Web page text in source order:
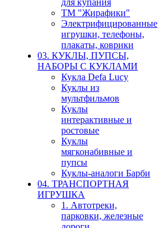
ТМ "Жирафики"
Электрифицированные
игрушки, телефоны,
плакаты, коврики
03. КУКЛЫ, ПУПСЫ,
НАБОРЫ С КУКЛАМИ
Кукла Defa Lucy
Куклы из
мультфильмов
Куклы
интерактивные и
ростовые
Куклы
мягконабивные и
пупсы
Куклы-аналоги Барби
04. ТРАНСПОРТНАЯ
ИГРУШКА
1. Автотреки,
парковки, железные